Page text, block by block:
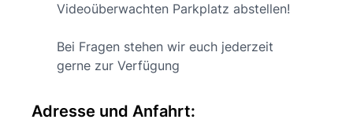
Videoüberwachten Parkplatz abstellen!
Bei Fragen stehen wir euch jederzeit
gerne zur Verfügung
Adresse und Anfahrt: